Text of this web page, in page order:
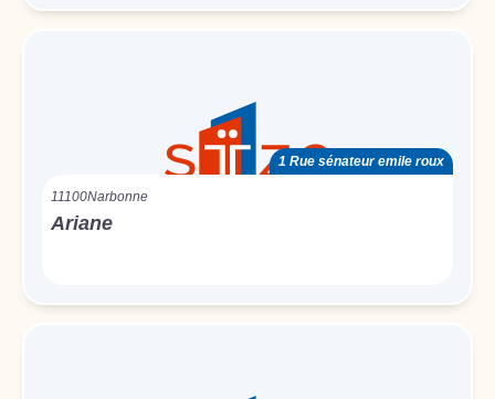
1 Rue sénateur emile roux
11100Narbonne
Ariane